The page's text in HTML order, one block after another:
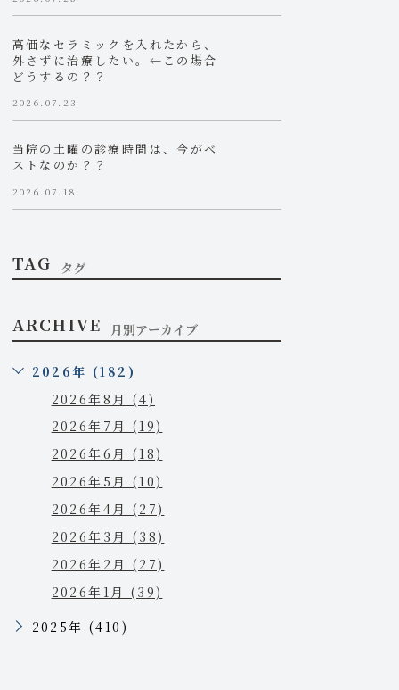
高価なセラミックを入れたから、
外さずに治療したい。←この場合
どうするの？？
2026.07.23
当院の土曜の診療時間は、今がベ
ストなのか？？
2026.07.18
TAG タグ
ARCHIVE 月別アーカイブ
2026年 (182)
2026年8月 (4)
2026年7月 (19)
2026年6月 (18)
2026年5月 (10)
2026年4月 (27)
2026年3月 (38)
2026年2月 (27)
2026年1月 (39)
2025年 (410)